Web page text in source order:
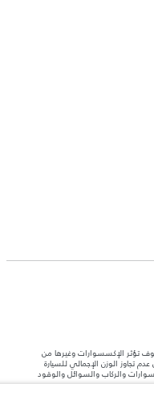
تؤثر الإكسسوارات وغيرها من
تجاوز الوزن الإجمالي للسيارة
والركاب والسوائل والوقود